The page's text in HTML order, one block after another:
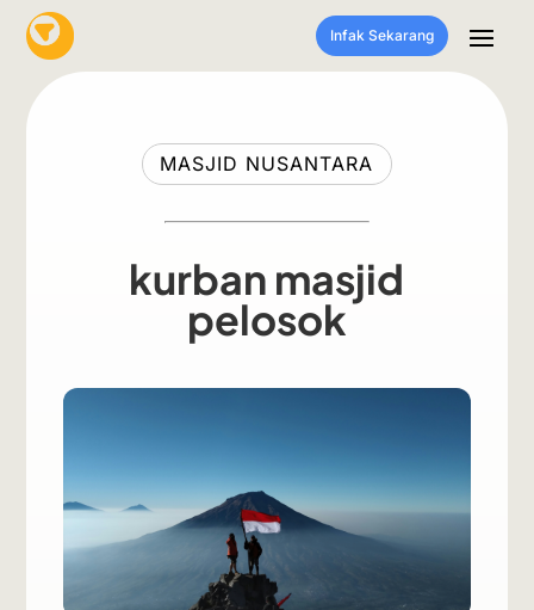
Infak Sekarang
MASJID NUSANTARA
kurban masjid
pelosok